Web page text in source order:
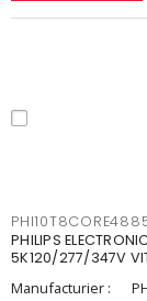
PHILIPS
5K120/277/347V
Manufacturier :